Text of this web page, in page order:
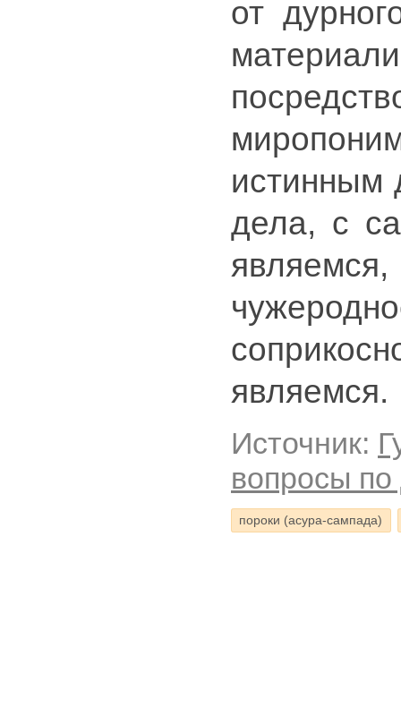
от
истинным
дела, с
являемся.
Источник:
вопросы
пороки (асура-сампада)